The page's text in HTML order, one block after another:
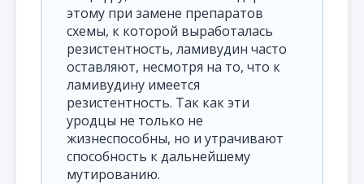
этому при замене препаратов
схемы, к которой выработалась
резистентность, ламивудин часто
оставляют, несмотря на то, что к
ламивудину имеется
резистентность. Так как эти
уродцы не только не
жизнеспособны, но и утрачивают
способность к дальнейшему
мутированию.